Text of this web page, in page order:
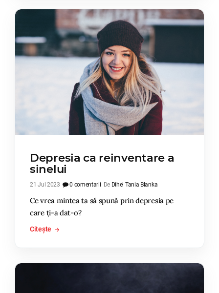
Depresia ca reinventare a
sinelui
21 Jul 2023 0 comentarii De Dihel Tania Blanka
Ce vrea mintea ta să spună prin depresia pe
care ți-a dat-o?
Citește